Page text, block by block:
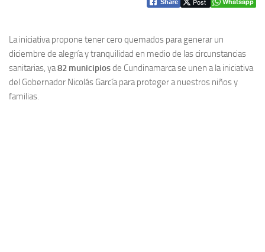
Share
La iniciativa propone tener cero quemados para generar un
diciembre de alegría y tranquilidad en medio de las circunstancias
sanitarias, ya82 municipiosde Cundinamarca se unen a la iniciativa
del Gobernador Nicolás García para proteger a nuestros niños y
familias.